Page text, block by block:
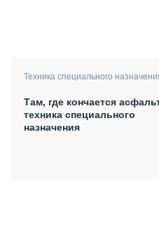
Техника специального
Там, где кончается
техника специального
назначения